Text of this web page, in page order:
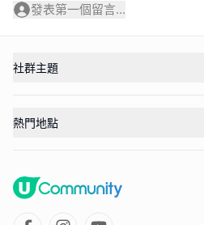
發表第一個留言...
社群主題
熱門地點